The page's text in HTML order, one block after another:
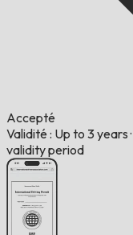
Accepté
Validité : Up to 3 years ·
validity period